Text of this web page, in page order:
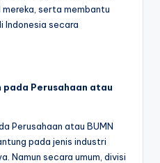
serta membantu
Indonesia secara
Perusahaan atau
Perusahaan atau BUMN
pada jenis industri
Namun secara umum, divisi